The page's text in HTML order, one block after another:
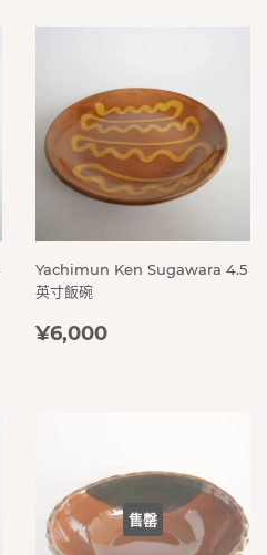
Yachimun Ken Sugawara 4.5
英寸飯碗
定
¥6,000
售罄